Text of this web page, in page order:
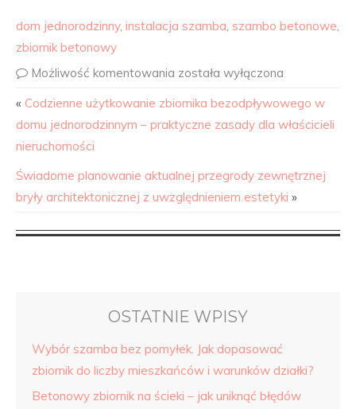
dom jednorodzinny, instalacja szamba, szambo betonowe,
zbiornik betonowy
Możliwość komentowania została wyłączona
« Codzienne użytkowanie zbiornika bezodpływowego w
domu jednorodzinnym – praktyczne zasady dla właścicieli
nieruchomości
Świadome planowanie aktualnej przegrody zewnętrznej
bryły architektonicznej z uwzględnieniem estetyki »
OSTATNIE WPISY
Wybór szamba bez pomyłek. Jak dopasować
zbiornik do liczby mieszkańców i warunków działki?
Betonowy zbiornik na ścieki – jak uniknąć błędów